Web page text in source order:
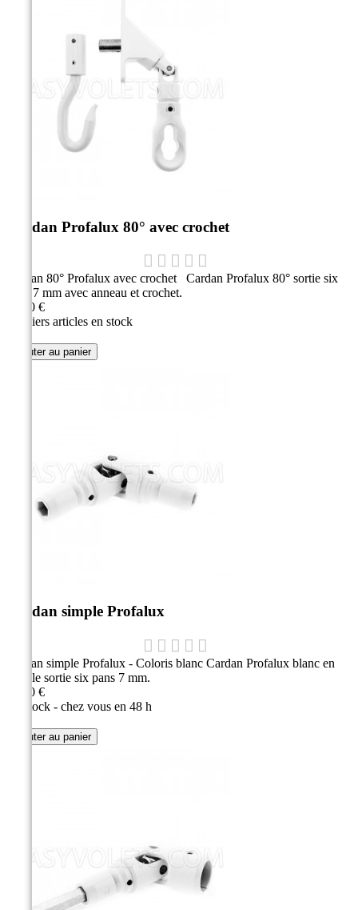
Cardan Profalux 80° avec crochet
Cardan 80° Profalux avec crochet Cardan Profalux 80° sortie six
pans 7 mm avec anneau et crochet.
59,30 €
Derniers articles en stock
Ajouter au panier
Cardan simple Profalux
Cardan simple Profalux - Coloris blanc Cardan Profalux blanc en
double sortie six pans 7 mm.
20,80 €
En stock - chez vous en 48 h
Ajouter au panier